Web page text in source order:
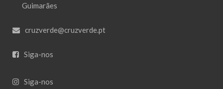
Guimarães
cruzverde@cruzverde.pt
Siga-nos
Siga-nos